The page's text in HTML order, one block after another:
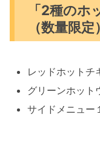
「2種の
（数量限定）
レッドホットチ
グリーンホット
サイドメニュー